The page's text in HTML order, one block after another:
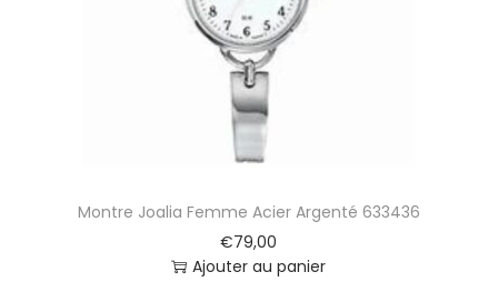
Montre Joalia Femme Acier Argenté 633436
€79,00
Ajouter au panier